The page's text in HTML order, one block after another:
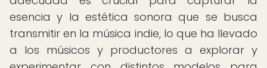
esencia y la estética sonora que se busca
transmitir en la música indie, lo que ha llevado
a los músicos y productores a explorar y